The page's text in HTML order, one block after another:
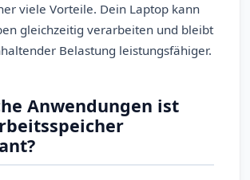
viele Vorteile. Dein Laptop kann
gleichzeitig verarbeiten und bleibt
Belastung leistungsfähiger.
Anwendungen ist